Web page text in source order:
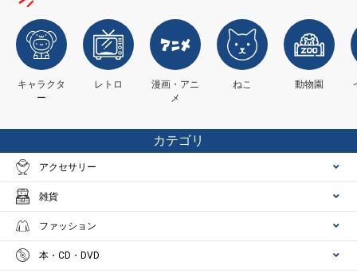
キャラクタ
ー
レトロ
漫画・アニ
メ
ねこ 動物園
カテゴリ
アクセサリー
雑貨
ファッション
本・CD・DVD